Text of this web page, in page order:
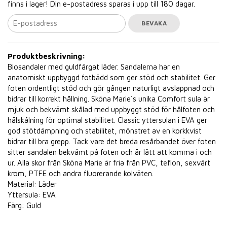
finns i lager! Din e-postadress sparas i upp till 180 dagar.
BEVAKA
Produktbeskrivning:
Biosandaler med guldfärgat läder. Sandalerna har en
anatomiskt uppbyggd fotbädd som ger stöd och stabilitet. Ger
foten ordentligt stöd och gör gången naturligt avslappnad och
bidrar till korrekt hållning. Sköna Marie´s unika Comfort sula är
mjuk och bekvämt skålad med uppbyggt stöd för hålfoten och
hälskålning för optimal stabilitet. Classic yttersulan i EVA ger
god stötdämpning och stabilitet, mönstret av en korkkvist
bidrar till bra grepp. Tack vare det breda resårbandet över foten
sitter sandalen bekvämt på foten och är lätt att komma i och
ur. Alla skor från Sköna Marie är fria från PVC, teflon, sexvärt
krom, PTFE och andra fluorerande kolväten.
Material: Läder
Yttersula: EVA
Färg: Guld